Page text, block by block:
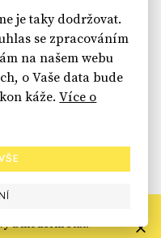
však dál
a moderní stát.
je taky dodržovat.
se zpracováním
na našem webu
o Vaše data bude
káže.Více o